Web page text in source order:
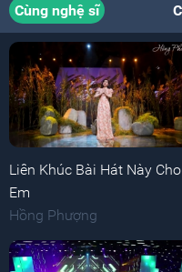
Cùng nghệ sĩ
Liên Khúc Bài Hát Này Cho
Em
Hồng Phượng